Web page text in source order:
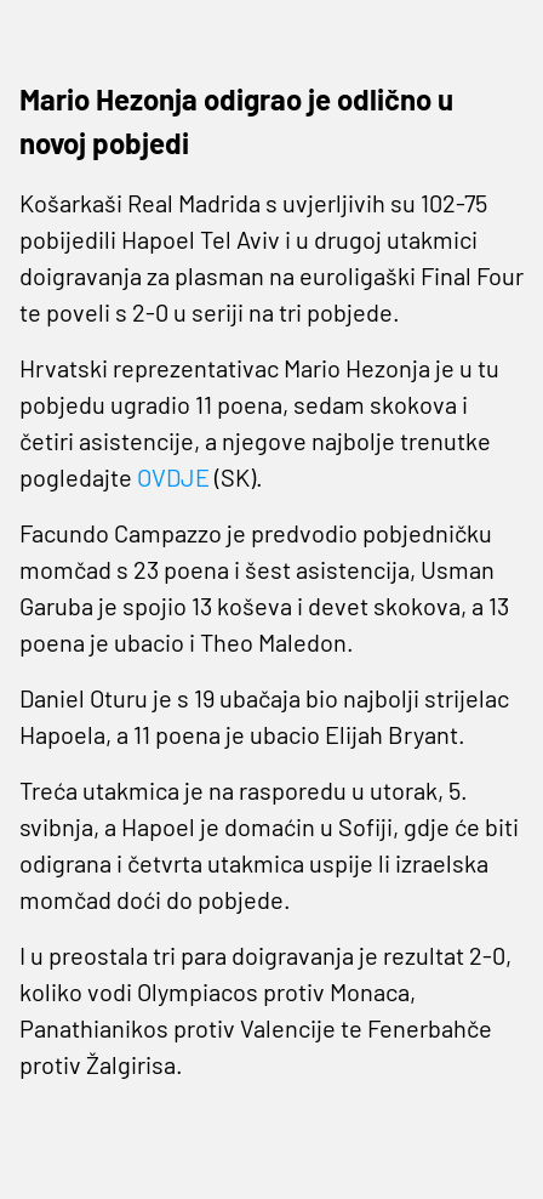
Mario Hezonja odigrao je odlično u
novoj pobjedi
Košarkaši Real Madrida s uvjerljivih su 102-75
pobijedili Hapoel Tel Aviv i u drugoj utakmici
doigravanja za plasman na euroligaški Final Four
te poveli s 2-0 u seriji na tri pobjede.
Hrvatski reprezentativac Mario Hezonja je u tu
pobjedu ugradio 11 poena, sedam skokova i
četiri asistencije, a njegove najbolje trenutke
pogledajte OVDJE (SK).
Facundo Campazzo je predvodio pobjedničku
momčad s 23 poena i šest asistencija, Usman
Garuba je spojio 13 koševa i devet skokova, a 13
poena je ubacio i Theo Maledon.
Daniel Oturu je s 19 ubačaja bio najbolji strijelac
Hapoela, a 11 poena je ubacio Elijah Bryant.
Treća utakmica je na rasporedu u utorak, 5.
svibnja, a Hapoel je domaćin u Sofiji, gdje će biti
odigrana i četvrta utakmica uspije li izraelska
momčad doći do pobjede.
I u preostala tri para doigravanja je rezultat 2-0,
koliko vodi Olympiacos protiv Monaca,
Panathianikos protiv Valencije te Fenerbahče
protiv Žalgirisa.